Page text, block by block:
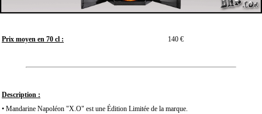
Prix moyen en 70 cl : 140 €
Description :
• Mandarine Napoléon "X.O" est une Édition Limitée de la marque.